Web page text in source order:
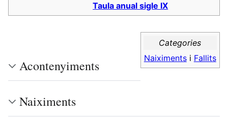
Taula anual sigle IX
Categories
Naiximentsi Fallits
Acontenyiments
Naiximents